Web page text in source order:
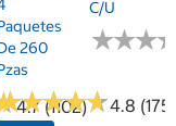
4.7 (1102)
260
★★★★
★★★★4.8 (175)
C/u
★★★
★★★